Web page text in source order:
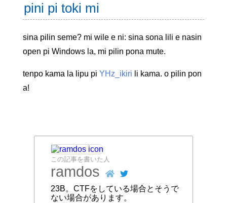
pini pi toki mi
sina pilin seme? mi wile e ni: sina sona lili e nasin
open pi Windows la, mi pilin pona mute.
tenpo kama la lipu pi YHz_ikiri li kama. o pilin pon
a!
この記事を書いた人
ramdos
23B。CTFをしている場合とそうで
ない場合があります。